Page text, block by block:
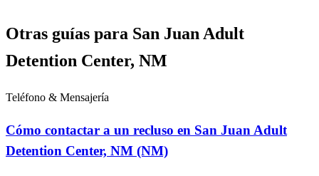
Otras guías para San Juan Adult
Detention Center, NM
Teléfono & Mensajería
Cómo contactar a un recluso en San Juan Adult
Detention Center, NM (NM)